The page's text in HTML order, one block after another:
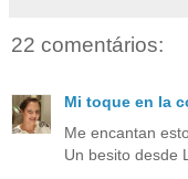
22 comentários:
Mi toque en la
Me encantan
Un besito desde